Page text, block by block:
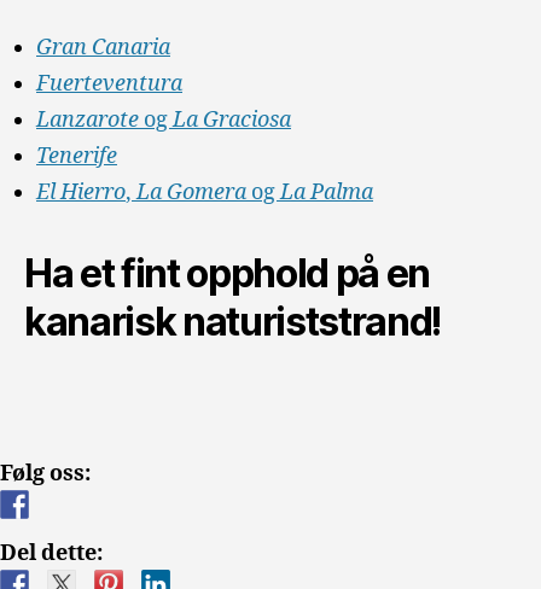
Gran Canaria
Fuerteventura
Lanzarote ogLa Graciosa
Tenerife
El Hierro,La Gomera ogLa Palma
Ha et fint opphold på en
kanarisk naturiststrand!
Følg oss:
Del dette: